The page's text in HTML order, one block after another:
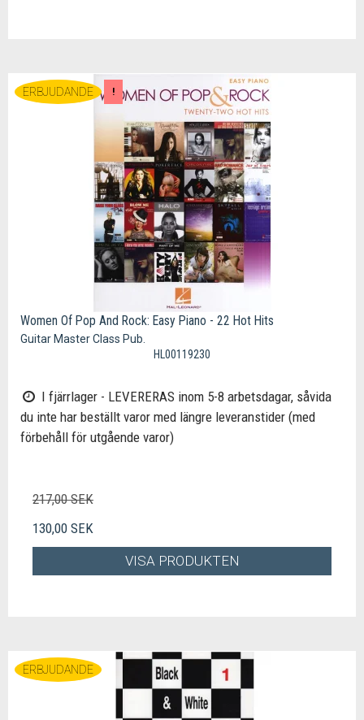
ERBJUDANDE !
Women Of Pop And Rock: Easy Piano - 22 Hot Hits
Guitar Master Class Pub.
HL00119230
I fjärrlager - LEVERERAS inom 5-8 arbetsdagar, såvida
du inte har beställt varor med längre leveranstider (med
förbehåll för utgående varor)
217,00 SEK
130,00 SEK
VISA PRODUKTEN
ERBJUDANDE